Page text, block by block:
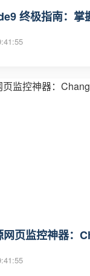
终极指南：掌
网页监控神器：